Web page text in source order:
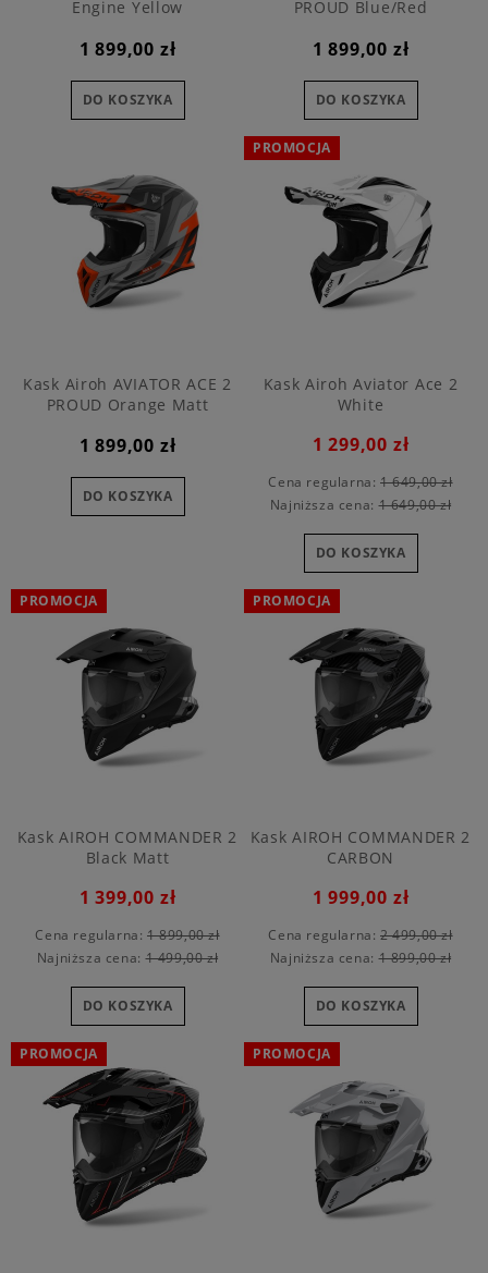
Engine Yellow
1 899,00 zł
DO KOSZYKA
PROUD Blue/Red
1 899,00 zł
DO KOSZYKA
Kask Airoh AVIATOR ACE 2
PROUD Orange Matt
1 899,00 zł
DO KOSZYKA
Kask Airoh Aviator Ace 2
White
1 299,00 zł
Cena regularna: 1 649,00 zł
Najniższa cena:1 649,00 zł
DO KOSZYKA
PROMOCJA
Kask AIROH COMMANDER 2
Black Matt
1 399,00 zł
Cena regularna: 1 899,00 zł
Najniższa cena:1 499,00 zł
DO KOSZYKA
PROMOCJA
Kask AIROH COMMANDER 2
CARBON
1 999,00 zł
Cena regularna: 2 499,00 zł
Najniższa cena:1 899,00 zł
DO KOSZYKA
PROMOCJA
PROMOCJA PROMOCJA